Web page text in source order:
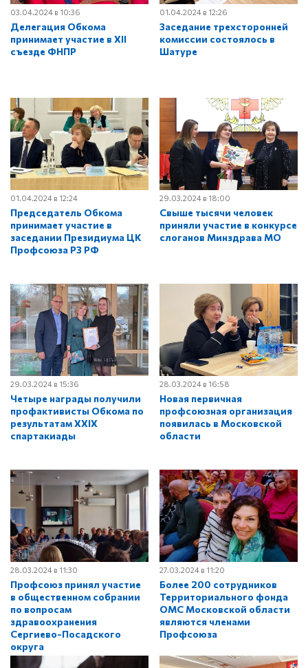
03.04.2024 в 10:36
Делегация Обкома
принимает участие в XII
съезде ФНПР
01.04.2024 в 12:26
Заседание трехсторонней
комиссии состоялось в
Шатуре
01.04.2024 в 12:24
Председатель Обкома
принимает участие в
заседании Президиума ЦК
Профсоюза РЗ РФ
29.03.2024 в 18:00
Свыше тысячи человек
приняли участие в конкурсе
слоганов Минздрава МО
29.03.2024 в 15:36
Четыре награды получили
профактивисты Обкома по
результатам XXIX
спартакиады
28.03.2024 в 16:58
Новая первичная
профсоюзная организация
появилась в Московской
области
28.03.2024 в 11:30
Профсоюз принял участие
в общественном собрании
по вопросам
здравоохранения
Сергиево-Посадского
округа
27.03.2024 в 11:20
Более 200 сотрудников
Территориального фонда
ОМС Московской области
являются членами
Профсоюза